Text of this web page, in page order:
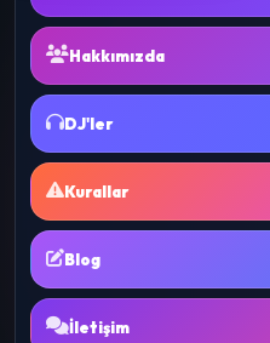
Hakkımızda
DJ'ler
Kurallar
Blog
İletişim